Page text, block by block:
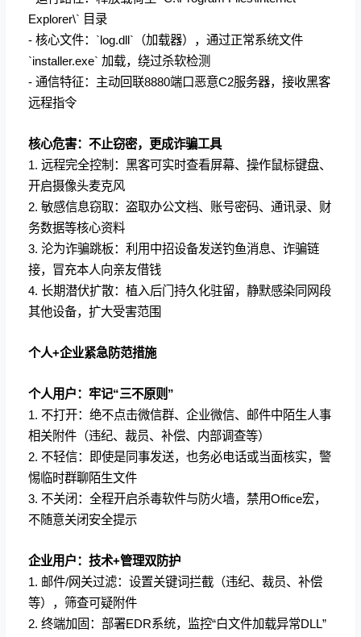
Explorer\` 目录
- 核心文件：`log.dll`（加载器），通过正常系统文件
`installer.exe` 加载，绕过杀软检测
- 通信特征：主动回联8880端口恶意C2服务器，接收黑客
远程指令
核心危害：不止窃密，更成诈骗工具
1. 远程完全控制：黑客可实时查看屏幕、操作鼠标键盘、
开启摄像头麦克风
2. 敏感信息窃取：盗取办公文档、账号密码、通讯录、财
务数据等核心资料
3. 沦为诈骗跳板：利用中招设备发送钓鱼消息、诈骗链
接，冒充本人向亲友借钱
4. 长期潜伏扩散：植入后门持久化驻留，静默感染同网段
其他设备，扩大受害范围
个人+企业紧急防范措施
个人用户：牢记“三不原则”
1. 不打开：绝不点击微信群、企业微信、邮件中陌生人事
相关附件（违纪、裁员、补偿、内部调查等）
2. 不轻信：即使是同事发送，也务必电话或当面核实，警
惕临时群聊陌生文件
3. 不关闭：全程开启杀毒软件与防火墙，禁用Office宏，
不随意关闭安全提示
企业用户：技术+管理双防护
1. 邮件/网关过滤：设置关键词拦截（违纪、裁员、补偿
等），筛查可疑附件
2. 终端加固：部署EDR系统，监控“白文件加载异常DLL”